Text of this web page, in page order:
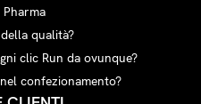
qualità?
clic Run da ovunque?
confezionamento?